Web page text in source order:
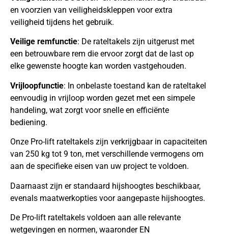
en voorzien van veiligheidskleppen voor extra
veiligheid tijdens het gebruik.
Veilige remfunctie: De rateltakels zijn uitgerust met
een betrouwbare rem die ervoor zorgt dat de last op
elke gewenste hoogte kan worden vastgehouden.
Vrijloopfunctie: In onbelaste toestand kan de rateltakel
eenvoudig in vrijloop worden gezet met een simpele
handeling, wat zorgt voor snelle en efficiënte
bediening.
Onze Pro-lift rateltakels zijn verkrijgbaar in capaciteiten
van 250 kg tot 9 ton, met verschillende vermogens om
aan de specifieke eisen van uw project te voldoen.
Daarnaast zijn er standaard hijshoogtes beschikbaar,
evenals maatwerkopties voor aangepaste hijshoogtes.
De Pro-lift rateltakels voldoen aan alle relevante
wetgevingen en normen, waaronder EN